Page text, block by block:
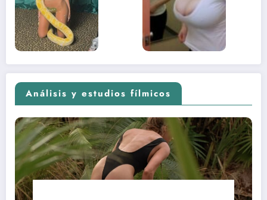
adolescente
Análisis y estudios fílmicos